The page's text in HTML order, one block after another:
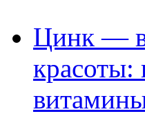
Цинк —
красоты: